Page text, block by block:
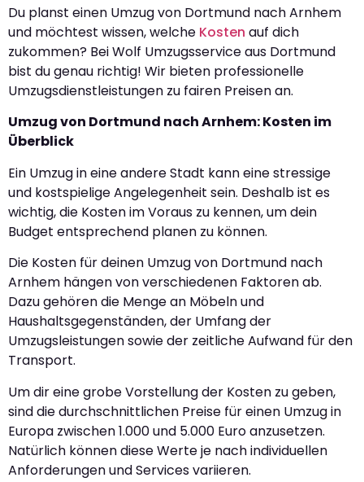
Du planst einen Umzug von Dortmund nach Arnhem
und möchtest wissen, welche Kosten auf dich
zukommen? Bei Wolf Umzugsservice aus Dortmund
bist du genau richtig! Wir bieten professionelle
Umzugsdienstleistungen zu fairen Preisen an.
Umzug von Dortmund nach Arnhem: Kosten im
Überblick
Ein Umzug in eine andere Stadt kann eine stressige
und kostspielige Angelegenheit sein. Deshalb ist es
wichtig, die Kosten im Voraus zu kennen, um dein
Budget entsprechend planen zu können.
Die Kosten für deinen Umzug von Dortmund nach
Arnhem hängen von verschiedenen Faktoren ab.
Dazu gehören die Menge an Möbeln und
Haushaltsgegenständen, der Umfang der
Umzugsleistungen sowie der zeitliche Aufwand für den
Transport.
Um dir eine grobe Vorstellung der Kosten zu geben,
sind die durchschnittlichen Preise für einen Umzug in
Europa zwischen 1.000 und 5.000 Euro anzusetzen.
Natürlich können diese Werte je nach individuellen
Anforderungen und Services variieren.